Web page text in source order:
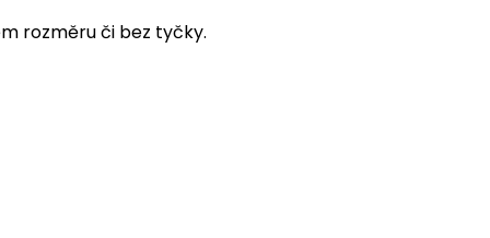
rozměru či bez tyčky.